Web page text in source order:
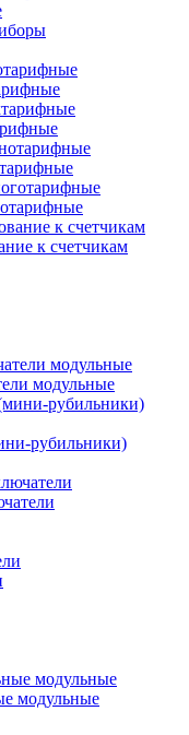
к счетчикам
модульные
рубильники)
модульные